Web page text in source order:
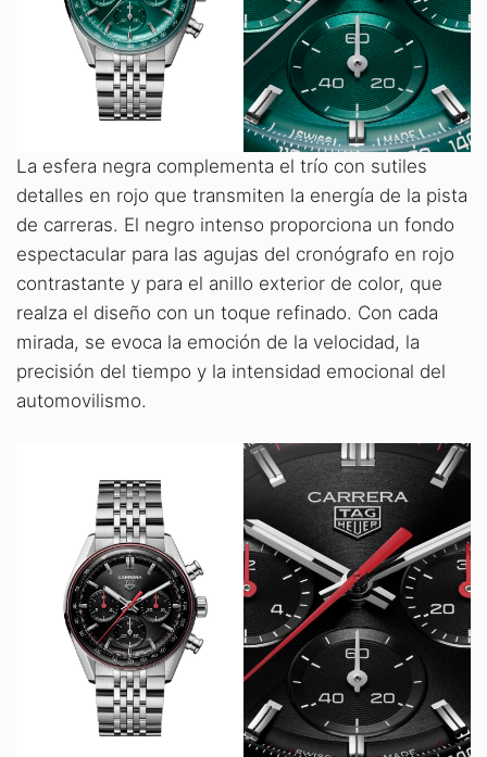
La esfera negra complementa el trío con sutiles
detalles en rojo que transmiten la energía de la pista
de carreras. El negro intenso proporciona un fondo
espectacular para las agujas del cronógrafo en rojo
contrastante y para el anillo exterior de color, que
realza el diseño con un toque refinado. Con cada
mirada, se evoca la emoción de la velocidad, la
precisión del tiempo y la intensidad emocional del
automovilismo.